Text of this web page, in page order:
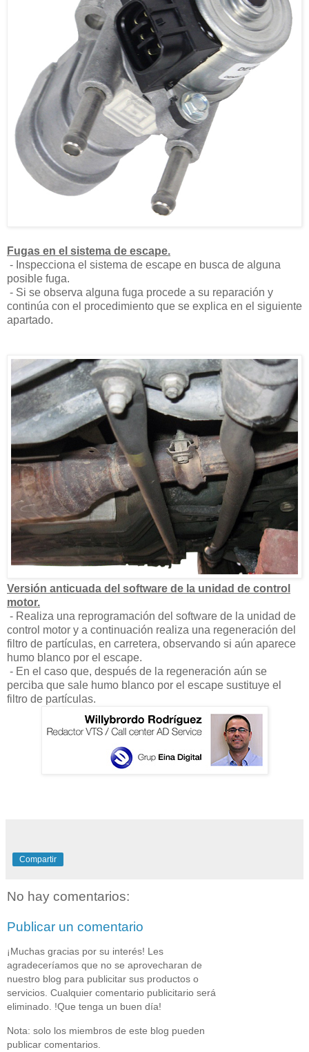
Fugas en el sistema de escape.
- Inspecciona el sistema de escape en busca de alguna
posible fuga.
- Si se observa alguna fuga procede a su reparación y
continúa con el procedimiento que se explica en el siguiente
apartado.
Versión anticuada del software de la unidad de control
motor.
- Realiza una reprogramación del software de la unidad de
control motor y a continuación realiza una regeneración del
filtro de partículas, en carretera, observando si aún aparece
humo blanco por el escape.
- En el caso que, después de la regeneración aún se
perciba que sale humo blanco por el escape sustituye el
filtro de partículas.
Compartir
No hay comentarios:
Publicar un comentario
¡Muchas gracias por su interés! Les
agradeceríamos que no se aprovecharan de
nuestro blog para publicitar sus productos o
servicios. Cualquier comentario publicitario será
eliminado. !Que tenga un buen día!
Nota: solo los miembros de este blog pueden
publicar comentarios.